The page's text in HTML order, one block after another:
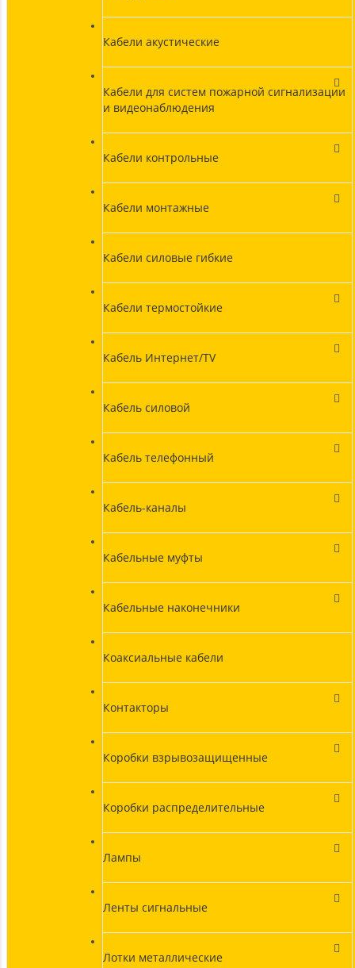
Кабели акустические
Кабели для систем пожарной сигнализации
и видеонаблюдения
Кабели контрольные
Кабели монтажные
Кабели силовые гибкие
Кабели термостойкие
Кабель Интернет/TV
Кабель силовой
Кабель телефонный
Кабель-каналы
Кабельные муфты
Кабельные наконечники
Коаксиальные кабели
Контакторы
Коробки взрывозащищенные
Коробки распределительные
Лампы
Ленты сигнальные
Лотки металлические